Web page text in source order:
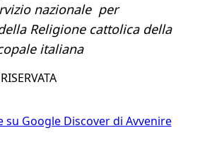
nazionale per
Religione cattolica della
italiana
su Google Discover di Avvenire